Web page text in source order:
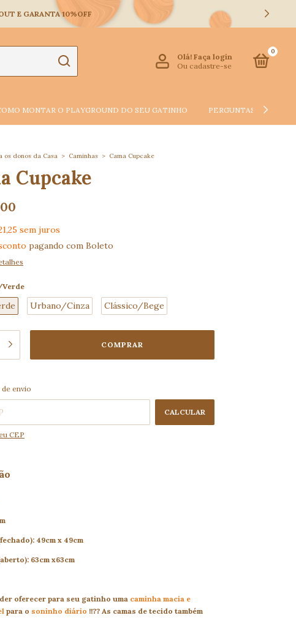
E GARANTA 10%OFF
Olá! Faça login
Ou cadastre-se
0
MONTAR O PLAYGROUND DO SEU GATINHO PERGUNTAS
os donos da Casa > Caminhas > Cama Cupcake
Cupcake
sem juros
pagando com Boleto
Verde
Urbano/Cinza Clássico/Bege
o CEP:
envio
CALCULAR
CEP
49cm x 49cm
63cm x63cm
oferecer para seu gatinho uma caminha macia e
para o soninho diário !!?? As camas de tecido também